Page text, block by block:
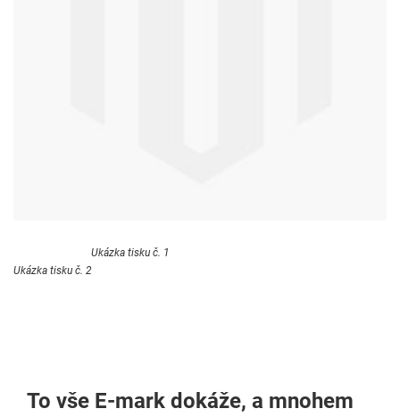
Ukázka tisku č. 1
Ukázka tisku č. 2
To vše E-mark dokáže, a mnohem